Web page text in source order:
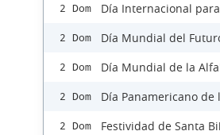
2 Dom Día Internacional
2 Dom Día Mundial del
2 Dom Día Mundial de la
2 Dom Día Panamericano de
2 Dom Festividad de Santa